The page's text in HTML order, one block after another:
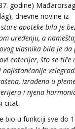
godine)
dnevne novine iz
apoteke bila je
uređenju, a
vlasnika bila je
enterijer, što se tiče
izrađena u
i njena
citat.
bio u funkciji sve do